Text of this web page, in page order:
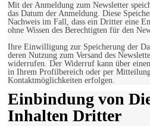
Mit der Anmeldung zum Newsletter
das Datum der Anmeldung. Diese
Nachweis im Fall, dass ein Dritter eine
ohne Wissen des Berechtigten für den
Ihre Einwilligung zur Speicherung der
deren Nutzung zum Versand des
widerrufen. Der Widerruf kann über
in Ihrem Profilbereich oder per Mitteilung
Kontaktmöglichkeiten erfolgen.
Einbindung von
Inhalten Dritter